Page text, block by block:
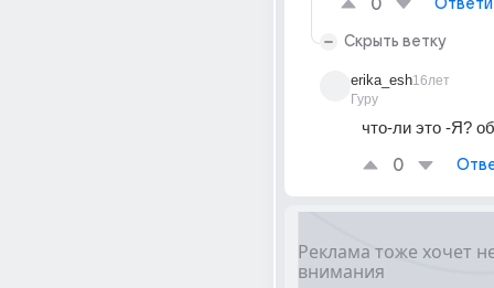
0
Скрыть ветку
erika_esh
Гуру
16лет
что-ли это -Я?
0